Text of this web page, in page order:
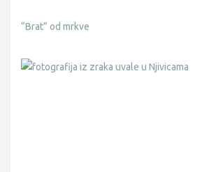
“Brat” od mrkve